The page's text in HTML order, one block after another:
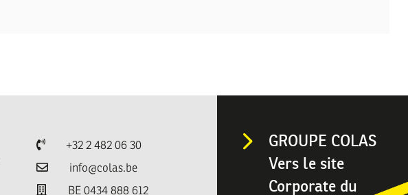
Téléphone
+32 2 482 06 30
Emailinfo@colas.be
BE 0434 888 612
GROUPE COLAS
Vers le site
Corporate du